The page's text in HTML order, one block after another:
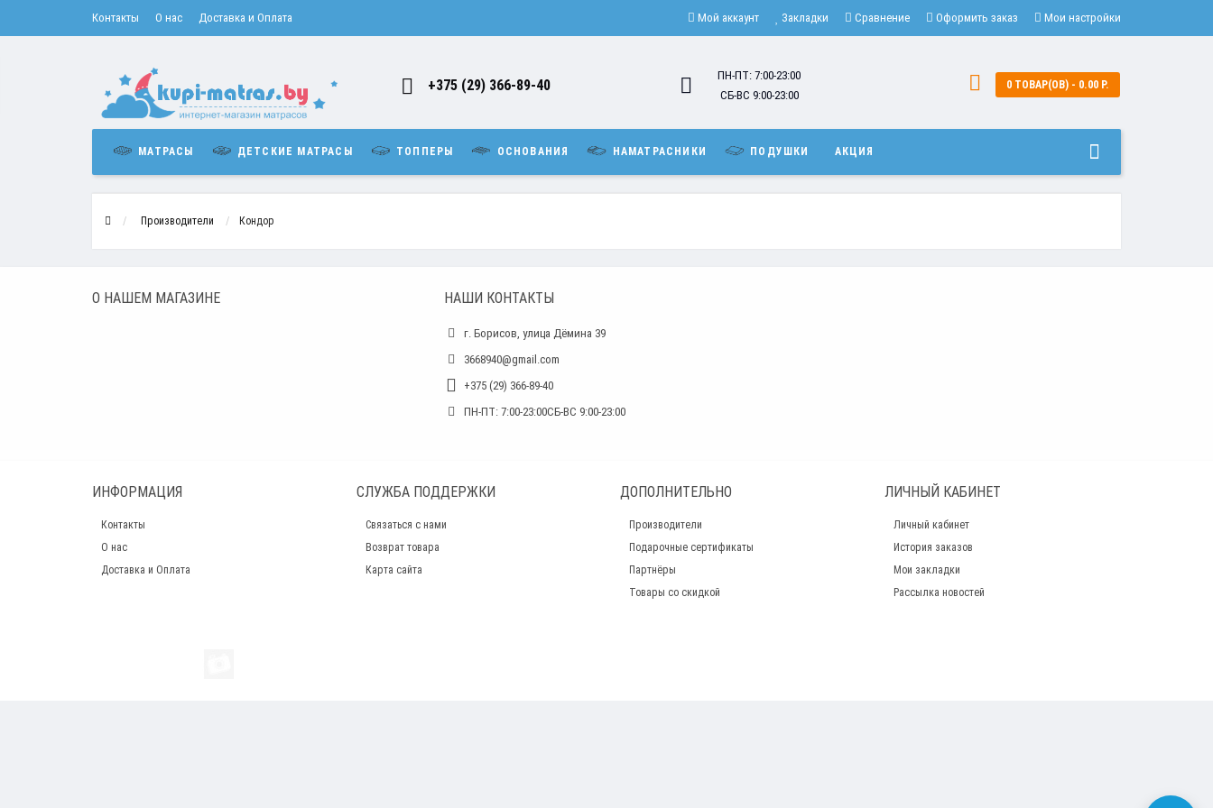
Контакты О нас Доставка и Оплата Мой аккаунт Закладки Сравнение Оформить заказ Мои настройки
+375 (29) 366-89-40
ПН-ПТ: 7:00-23:00
СБ-ВС 9:00-23:00
0 ТОВАР(ОВ) - 0.00 Р.
МАТРАСЫ ДЕТСКИЕ МАТРАСЫ ТОППЕРЫ ОСНОВАНИЯ НАМАТРАСНИКИ ПОДУШКИ АКЦИЯ
Производители Кондор
О НАШЕМ МАГАЗИНЕ НАШИ КОНТАКТЫ
г. Борисов, улица Дёмина 39
3668940@gmail.com
+375 (29) 366-89-40
ПН-ПТ: 7:00-23:00СБ-ВС 9:00-23:00
ИНФОРМАЦИЯ
Контакты
О нас
Доставка и Оплата
СЛУЖБА ПОДДЕРЖКИ
Связаться с нами
Возврат товара
Карта сайта
ДОПОЛНИТЕЛЬНО
Производители
Подарочные сертификаты
Партнёры
Товары со скидкой
ЛИЧНЫЙ КАБИНЕТ
Личный кабинет
История заказов
Мои закладки
Рассылка новостей